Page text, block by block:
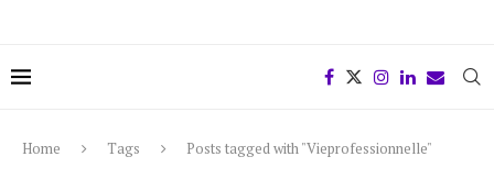
Home Tags Posts tagged with "Vieprofessionnelle"